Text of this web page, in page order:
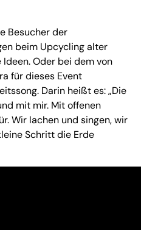
Besucher der
beim Upcycling alter
Oder bei dem von
für dieses Event
Darin heißt es: „Die
mit mir. Mit offenen
Wir lachen und singen, wir
Schritt die Erde